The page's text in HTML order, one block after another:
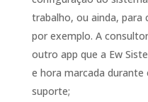
trabalho, ou ainda, para
por exemplo. A
outro app que a Ew
e hora marcada durante
suporte;